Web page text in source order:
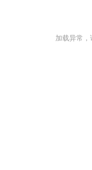
加载异常，